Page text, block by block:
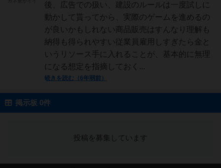
後、広告での扱い、建設のルールは一度試しに
動かして貰ってから、実際のゲームを進めるの
が良いかもしれない商品販売はすんなり理解も
納得も得られやすい従業員雇用しすぎたら金と
いうリソース手に入れることが、基本的に無理
になる想定を指摘しておく...
続きを読む（6年弱前）
掲示板 0件
投稿を募集しています